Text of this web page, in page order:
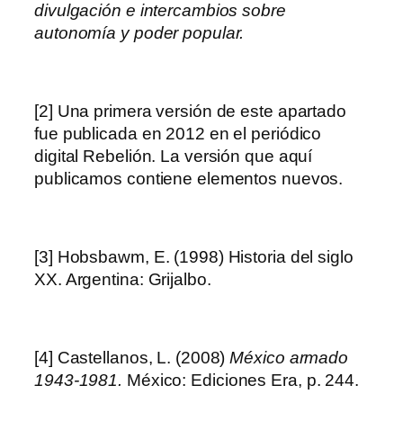
divulgación e intercambios sobre
autonomía y poder popular.
[2] Una primera versión de este apartado
fue publicada en 2012 en el periódico
digital Rebelión. La versión que aquí
publicamos contiene elementos nuevos.
[3] Hobsbawm, E. (1998) Historia del siglo
XX. Argentina: Grijalbo.
[4] Castellanos, L. (2008)México armado
1943-1981. México: Ediciones Era, p. 244.